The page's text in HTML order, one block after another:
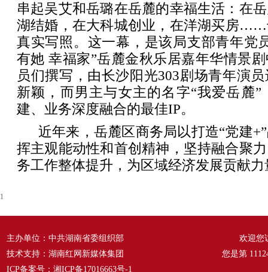
串起吴艾和岳璐在岳麓的幸福生活：在
湖结婚，在大科城创业，在洋湖买房
真实写照。这一幕，是该局支部青年党
有她 幸福家”岳麓金秋乐居嘉年华情景
员们撰写，由长沙阳光303剧场青年演
新颖，而男主与女主的名字“我爱岳麓
建、业务深度融合的最佳IP。
近年来，岳麓区商务局以打造“党建
挥主观能动性和首创精神，坚持融合聚
务工作整体提升，为区域经济发展贡献力
1
主办单位：中共湖南省委组织部
技术支持：湖南红网新媒体集团
ICP备案号： 湘ICP备17016663号-1
欢迎您
您是第